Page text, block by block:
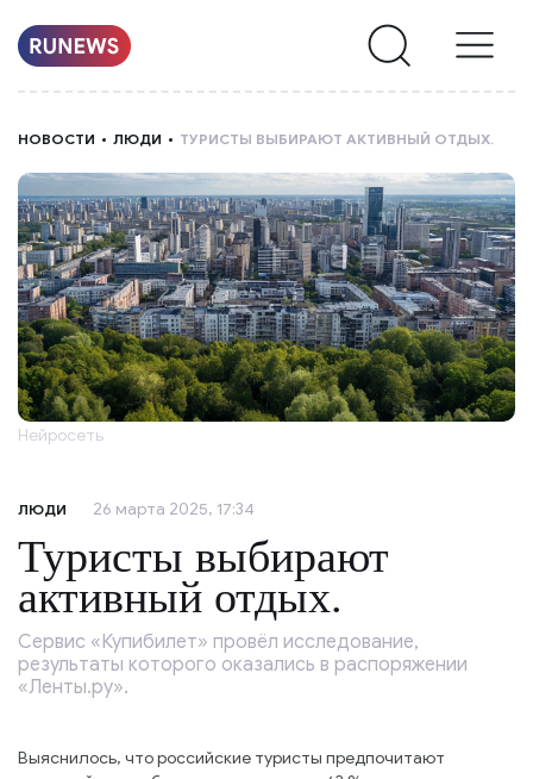
РУБРИКИ
О
НАС
НОВОСТИ ЛЮДИ ТУРИСТЫ ВЫБИРАЮТ АКТИВНЫЙ ОТДЫХ.
Нейросеть
ЛЮДИ 26 марта 2025, 17:34
Туристы выбирают
активный отдых.
Сервис «Купибилет» провёл исследование,
результаты которого оказались в распоряжении
«Ленты.ру».
Выяснилось, что российские туристы предпочитают